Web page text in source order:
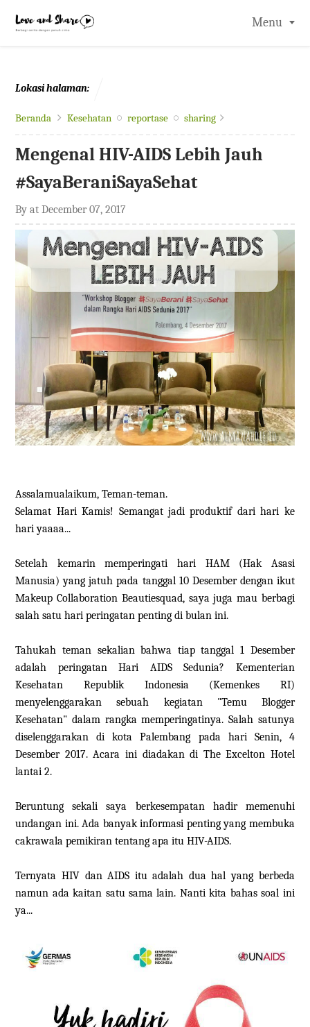
Menu
Lokasi halaman:
Beranda Kesehatan reportase sharing
Mengenal HIV-AIDS Lebih Jauh
#SayaBeraniSayaSehat
ByatDecember 07, 2017
Assalamualaikum, Teman-teman.
Selamat Hari Kamis! Semangat jadi produktif dari hari ke
hari yaaaa...
Setelah kemarin memperingati hari HAM (Hak Asasi
Manusia) yang jatuh pada tanggal 10 Desember dengan ikut
Makeup Collaboration Beautiesquad, saya juga mau berbagi
salah satu hari peringatan penting di bulan ini.
Tahukah teman sekalian bahwa tiap tanggal 1 Desember
adalah peringatan Hari AIDS Sedunia? Kementerian
Kesehatan Republik Indonesia (Kemenkes RI)
menyelenggarakan sebuah kegiatan "Temu Blogger
Kesehatan" dalam rangka memperingatinya. Salah satunya
diselenggarakan di kota Palembang pada hari Senin, 4
Desember 2017. Acara ini diadakan di The Excelton Hotel
lantai 2.
Beruntung sekali saya berkesempatan hadir memenuhi
undangan ini. Ada banyak informasi penting yang membuka
cakrawala pemikiran tentang apa itu HIV-AIDS.
Ternyata HIV dan AIDS itu adalah dua hal yang berbeda
namun ada kaitan satu sama lain. Nanti kita bahas soal ini
ya...